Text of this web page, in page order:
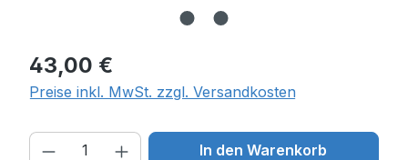
Regulärer Preis:
43,00 €
Preise inkl. MwSt. zzgl. Versandkosten
Produkt Anzahl: Gib den
In den Warenkorb